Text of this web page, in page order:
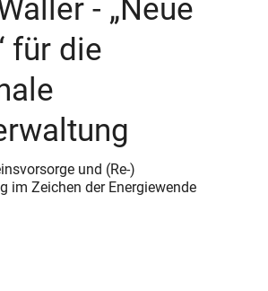
- „Neue
für die
und (Re-)
im Zeichen der Energiewende